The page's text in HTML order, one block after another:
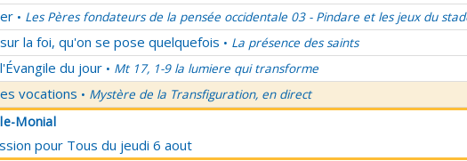
• Les Pères fondateurs de la pensée occidentale 03 - Pindare et les jeux du
la foi, qu'on se pose quelquefois • La présence des saints
du jour • Mt 17, 1-9 la lumiere qui transforme
vocations • Mystère de la Transfiguration, en direct
Monial
pour Tous du jeudi 6 aout